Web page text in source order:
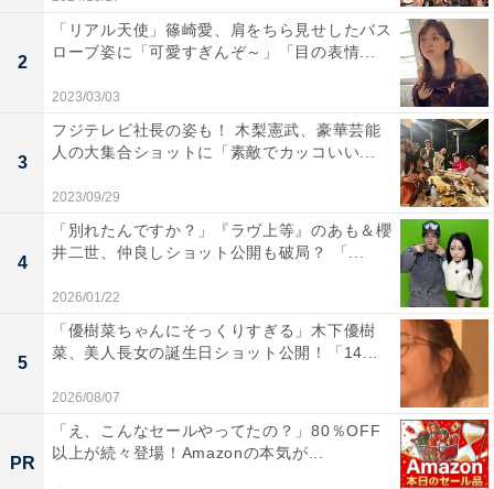
2
「リアル天使」篠崎愛、肩をちら見せしたバス
ローブ姿に「可愛すぎんぞ～」「目の表情...
2023/03/03
3
フジテレビ社長の姿も！ 木梨憲武、豪華芸能
人の大集合ショットに「素敵でカッコいい...
2023/09/29
4
「別れたんですか？」『ラヴ上等』のあも＆櫻
井二世、仲良しショット公開も破局？ 「...
2026/01/22
5
「優樹菜ちゃんにそっくりすぎる」木下優樹
菜、美人長女の誕生日ショット公開！「14...
2026/08/07
PR
「え、こんなセールやってたの？」80％OFF
以上が続々登場！Amazonの本気が...